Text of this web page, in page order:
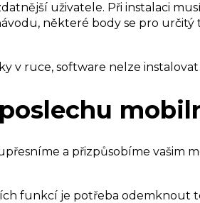
uživatele. Při instalaci
některé body se pro
v ruce, software nelze
a přizpůsobíme vašim
funkcí je potřeba odemknout